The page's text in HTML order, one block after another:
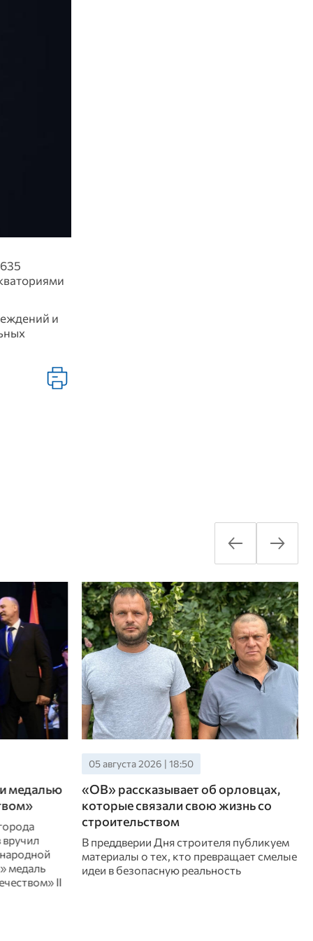
и
со
смелые
05 августа 2026 | 18:10
Орловцев с Днем города
поздравили жители ЛНР
Глава подшефного Троицкого округа
ЛНР Лариса Резникова, ее коллеги и
представители молодого поколения
поздравили жителей Орловщины с 5